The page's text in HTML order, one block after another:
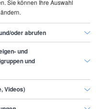
Sie können Ihre Auswahl
oder abrufen
und
und
Videos)